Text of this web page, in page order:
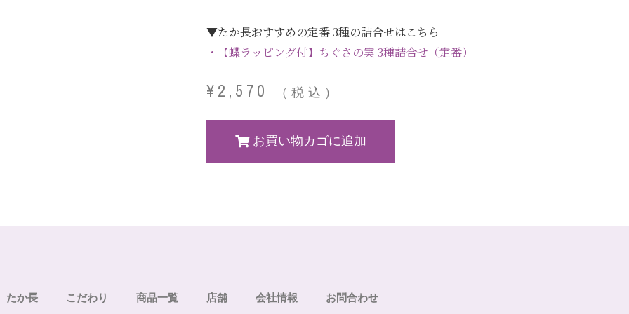
▼たか長おすすめの定番 3種の詰合せはこちら
・【蝶ラッピング付】ちぐさの実 3種詰合せ（定番）
¥2,570 （税込）
お買い物カゴに追加
たか長 こだわり 商品一覧 店舗 会社情報 お問合わせ